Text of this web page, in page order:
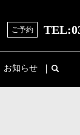
お知らせ search
ご予約 TEL: